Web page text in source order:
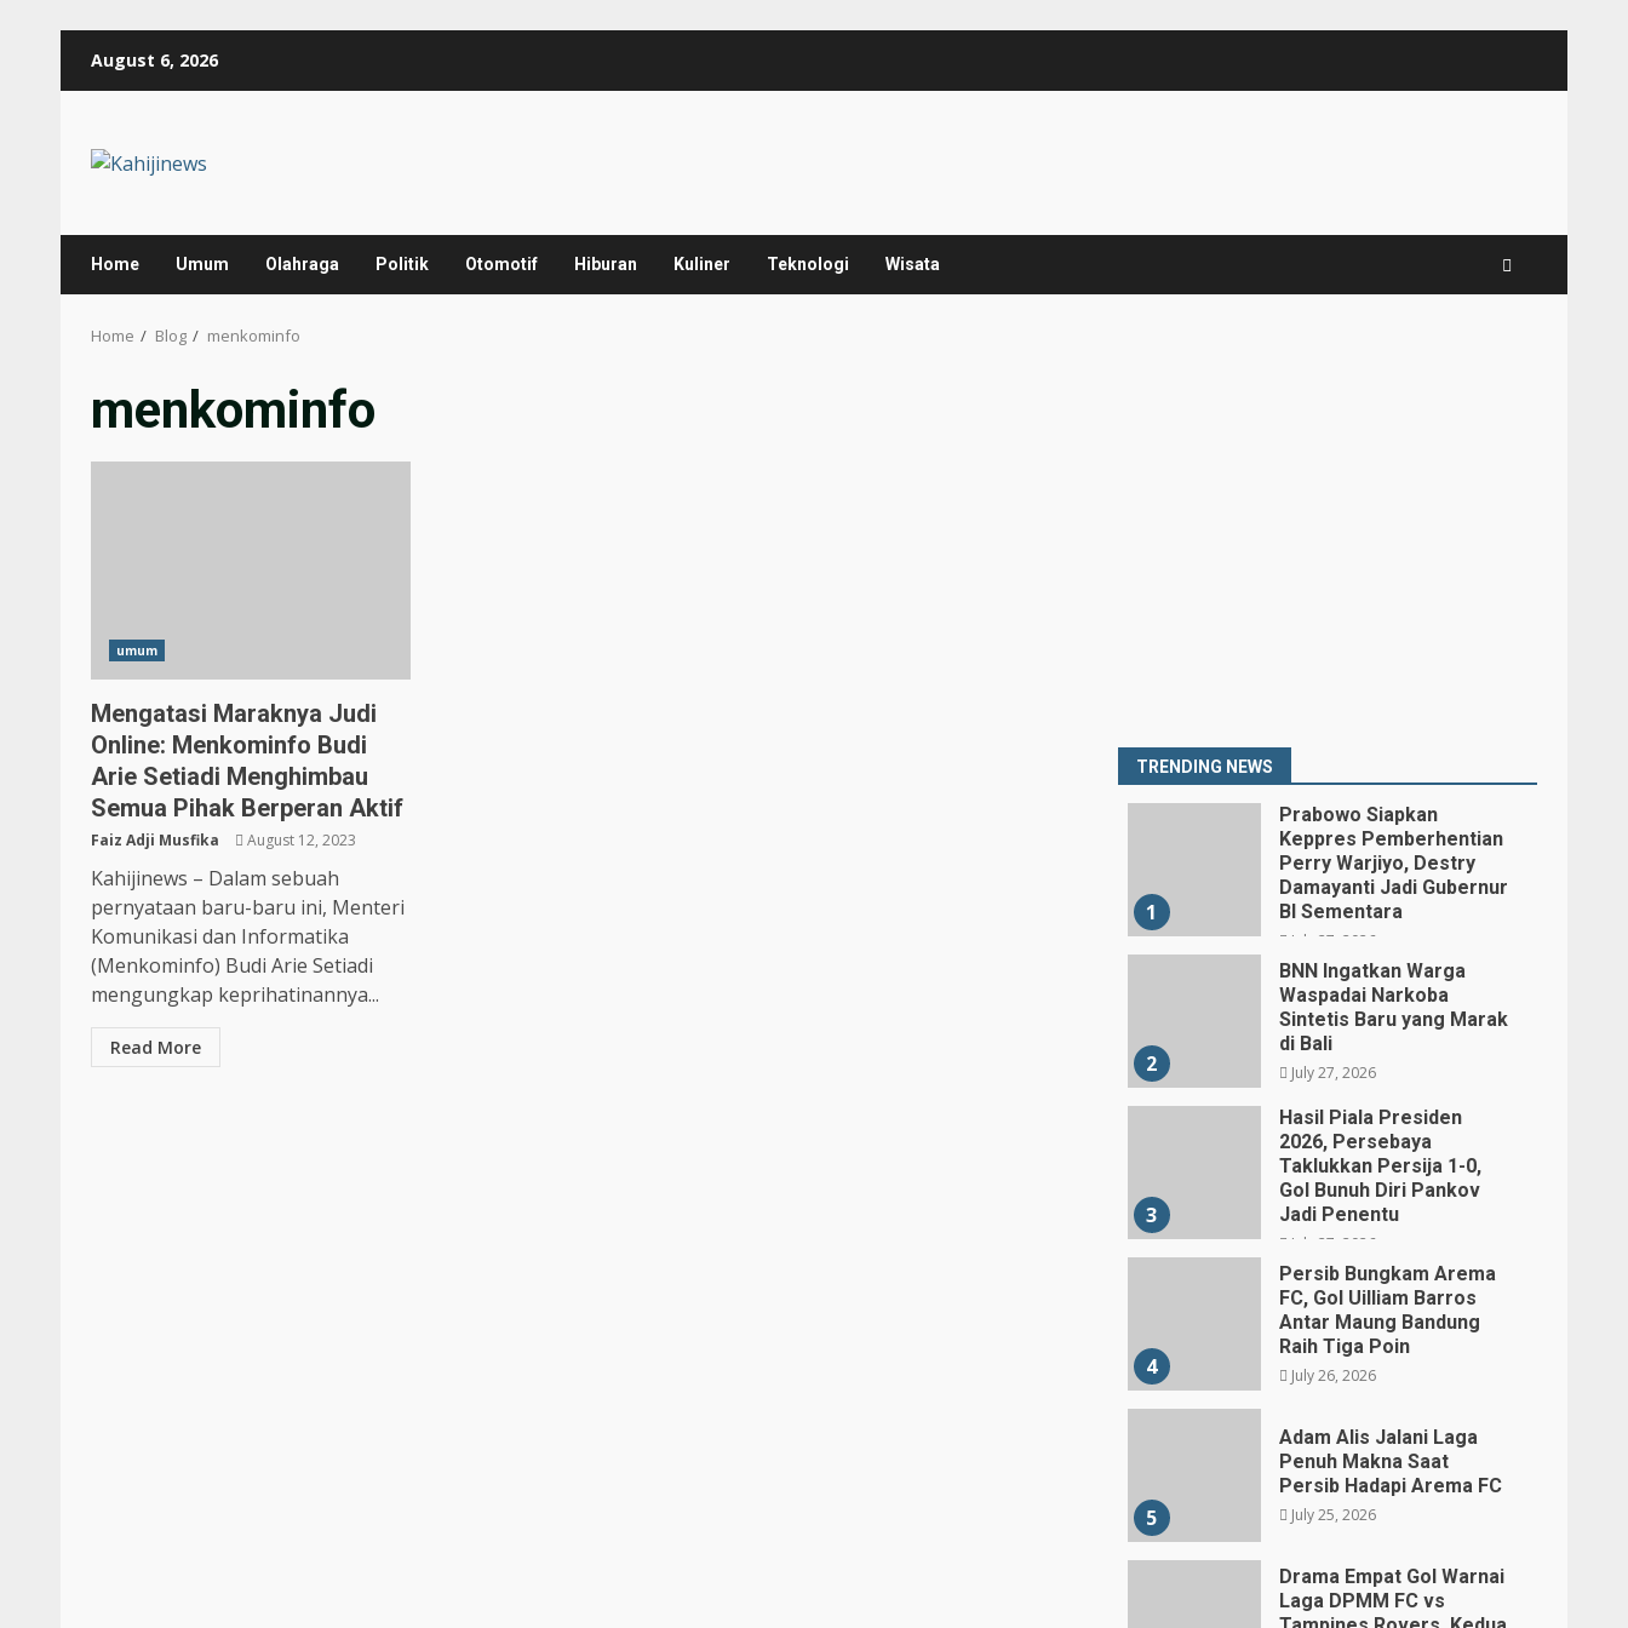
August 6, 2026
Home Umum Olahraga Politik Otomotif Hiburan Kuliner Teknologi Wisata
Home Blog menkominfo
menkominfo
umum
Mengatasi Maraknya Judi
Online: Menkominfo Budi
Arie Setiadi Menghimbau
Semua Pihak Berperan Aktif
Faiz Adji Musfika August 12, 2023
Kahijinews – Dalam sebuah
pernyataan baru-baru ini, Menteri
Komunikasi dan Informatika
(Menkominfo) Budi Arie Setiadi
mengungkap keprihatinannya...
Read More
TRENDING NEWS
1
Prabowo Siapkan
Keppres Pemberhentian
Perry Warjiyo, Destry
Damayanti Jadi Gubernur
BI Sementara
July 27, 2026
2
BNN Ingatkan Warga
Waspadai Narkoba
Sintetis Baru yang Marak
di Bali
July 27, 2026
3
Hasil Piala Presiden
2026, Persebaya
Taklukkan Persija 1-0,
Gol Bunuh Diri Pankov
Jadi Penentu
July 27, 2026
4
Persib Bungkam Arema
FC, Gol Uilliam Barros
Antar Maung Bandung
Raih Tiga Poin
July 26, 2026
5
Adam Alis Jalani Laga
Penuh Makna Saat
Persib Hadapi Arema FC
July 25, 2026
Drama Empat Gol Warnai
Laga DPMM FC vs